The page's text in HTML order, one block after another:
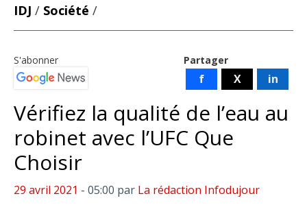
IDJ / Société /
Partager
f X in
S'abonner
Vérifiez la qualité de l’eau au
robinet avec l’UFC Que
Choisir
29 avril 2021 - 05:00 par La rédaction Infodujour